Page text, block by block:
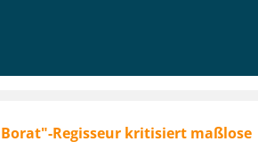
Regisseur kritisiert maßlose